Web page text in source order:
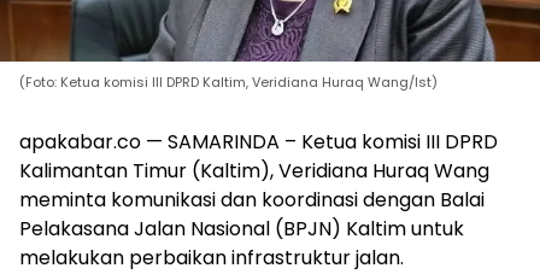
(Foto: Ketua komisi III DPRD Kaltim, Veridiana Huraq Wang/Ist)
apakabar.co — SAMARINDA – Ketua komisi III DPRD
Kalimantan Timur (Kaltim), Veridiana Huraq Wang
meminta komunikasi dan koordinasi dengan Balai
Pelakasana Jalan Nasional (BPJN) Kaltim untuk
melakukan perbaikan infrastruktur jalan.